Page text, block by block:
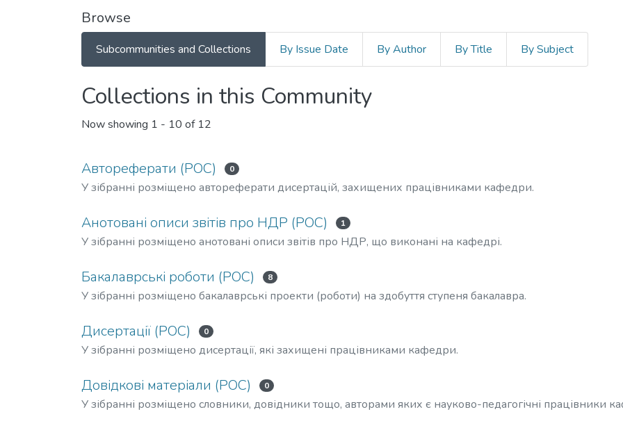
Browse
Subcommunities and Collections By Issue Date By Author By Title By Subject
Collections in this Community
Now showing 1 - 10 of 12
Автореферати (РОС) 0
У зібранні розміщено автореферати дисертацій, захищених працівниками кафедри.
Анотовані описи звітів про НДР (РОС) 1
У зібранні розміщено анотовані описи звітів про НДР, що виконані на кафедрі.
Бакалаврські роботи (РОС) 8
У зібранні розміщено бакалаврські проекти (роботи) на здобуття ступеня бакалавра.
Дисертації (РОС) 0
У зібранні розміщено дисертації, які захищені працівниками кафедри.
Довідкові матеріали (РОС) 0
У зібранні розміщено словники, довідники тощо, авторами яких є науково-педагогічні працівники